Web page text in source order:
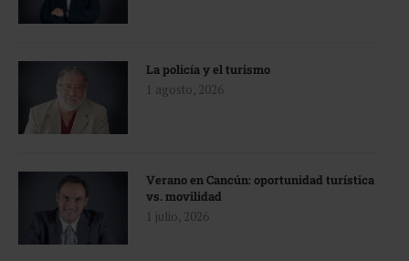
La policía y el turismo
1 agosto, 2026
Verano en Cancún: oportunidad turística
vs. movilidad
1 julio, 2026